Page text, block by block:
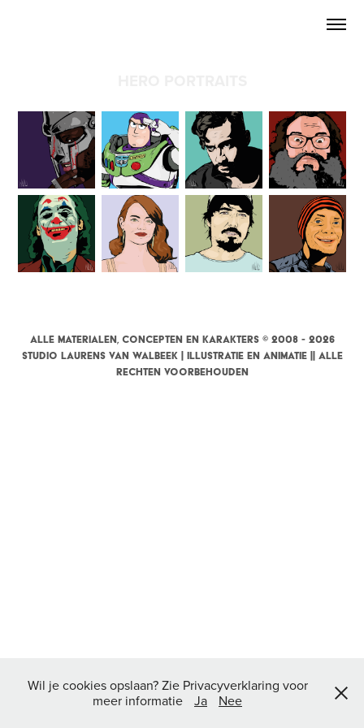
Alle materialen, concepten en karakters © 2008 - 2026
Studio Laurens van Walbeek | illustratie en Animatie || Alle
rechten voorbehouden
Wil je cookies opslaan? Zie Privacyverklaring voor
meer informatie
Ja Nee